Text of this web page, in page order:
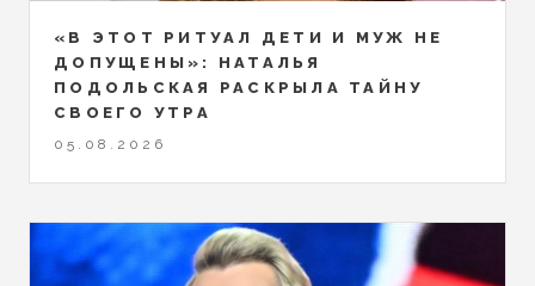
«В ЭТОТ РИТУАЛ ДЕТИ И МУЖ НЕ
ДОПУЩЕНЫ»: НАТАЛЬЯ
ПОДОЛЬСКАЯ РАСКРЫЛА ТАЙНУ
СВОЕГО УТРА
05.08.2026